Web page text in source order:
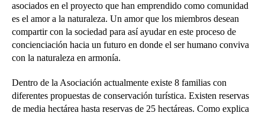
asociados en el proyecto que han emprendido como comunidad
es el amor a la naturaleza. Un amor que los miembros desean
compartir con la sociedad para así ayudar en este proceso de
concienciación hacia un futuro en donde el ser humano conviva
con la naturaleza en armonía.
Dentro de la Asociación actualmente existe 8 familias con
diferentes propuestas de conservación turística. Existen reservas
de media hectárea hasta reservas de 25 hectáreas. Como explica